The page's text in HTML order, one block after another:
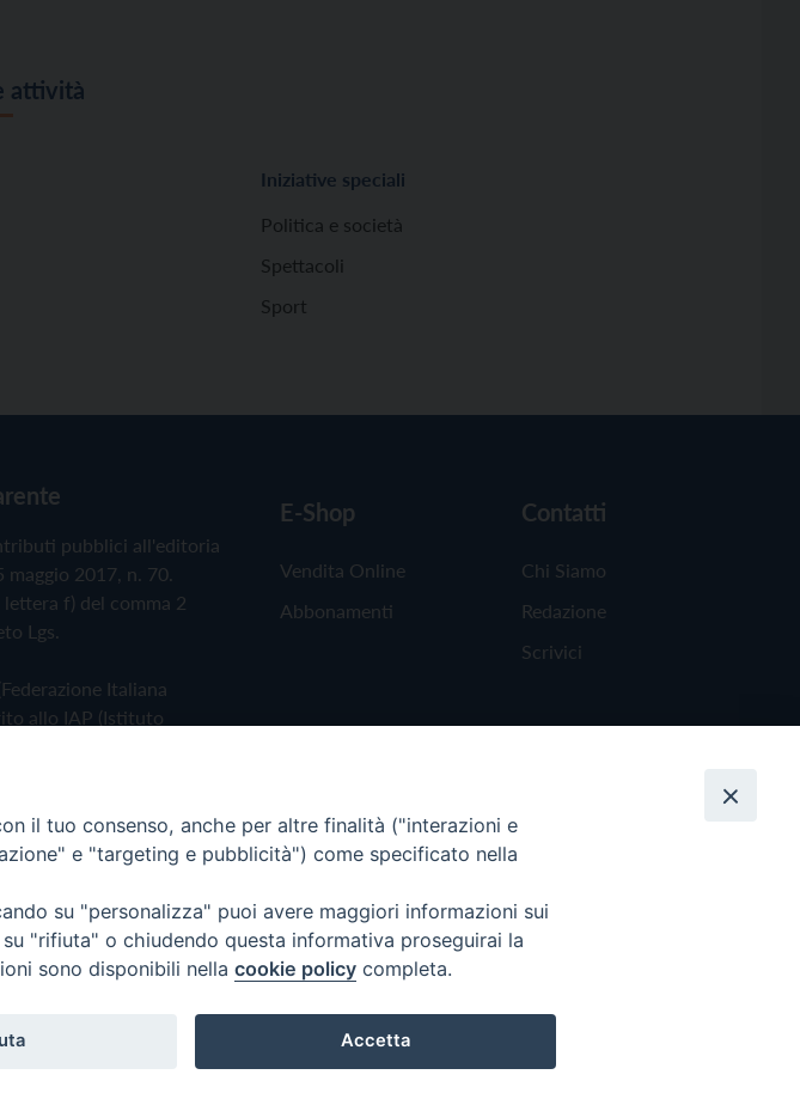
attività
Iniziative speciali
Politica e società
Spettacoli
Sport
pubblici all'editoria
2017, n. 70.
lettera f) del comma 2
Lgs.
Italiana
allo IAP (Istituto
E-Shop
Vendita Online
Abbonamenti
Contatti
Chi Siamo
Redazione
Scrivici
il tuo consenso, anche per altre finalità ("interazioni e
e "targeting e pubblicità") come specificato nella
su "personalizza" puoi avere maggiori informazioni sui
"rifiuta" o chiudendo questa informativa proseguirai la
sono disponibili nella cookie policy completa.
Accetta